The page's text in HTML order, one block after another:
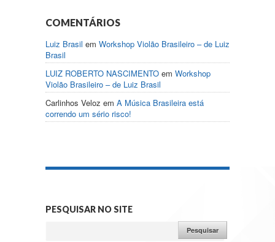
COMENTÁRIOS
Luiz Brasil em Workshop Violão Brasileiro – de Luiz
Brasil
LUIZ ROBERTO NASCIMENTO em Workshop
Violão Brasileiro – de Luiz Brasil
Carlinhos Veloz em A Música Brasileira está
correndo um sério risco!
PESQUISAR NO SITE